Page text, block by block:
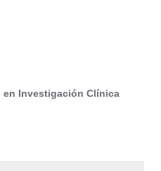
en Investigación Clínica